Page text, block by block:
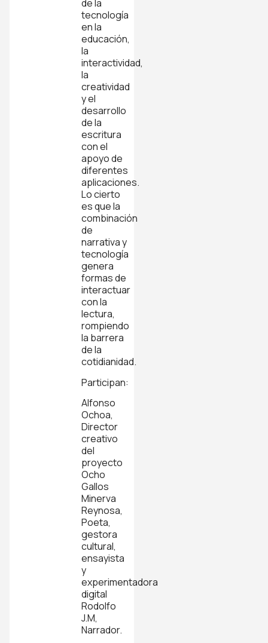
de la
tecnología
en la
educación,
la
interactividad,
la
creatividad
y el
desarrollo
de la
escritura
con el
apoyo de
diferentes
aplicaciones.
Lo cierto
es que la
combinación
de
narrativa y
tecnología
genera
formas de
interactuar
con la
lectura,
rompiendo
la barrera
de la
cotidianidad.
Participan:
Alfonso
Ochoa,
Director
creativo
del
proyecto
Ocho
Gallos
Minerva
Reynosa,
Poeta,
gestora
cultural,
ensayista
y
experimentadora
digital
Rodolfo
J.M,
Narrador.